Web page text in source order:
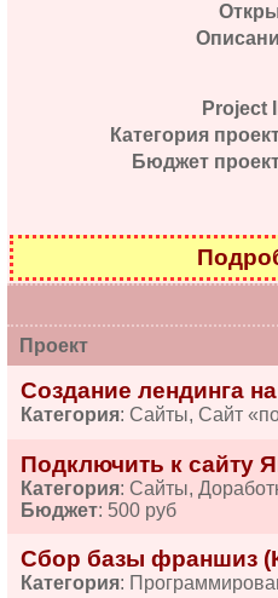
Project
Категория
Бюджет
Проект
Создание лендинга
Категория: Сайты, Сайт
Подключить к сайту
Категория: Сайты,
Бюджет: 500 руб
Сбор базы франшиз
Категория: